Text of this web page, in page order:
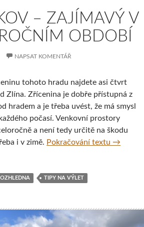
– ZAJÍMAVÝ V
OBDOBÍ
NAPSAT KOMENTÁŘ
tohoto hradu najdete asi čtvrt
Zlína. Zřícenina je dobře přístupná z
hradem a je třeba uvést, že má smysl
počasí. Venkovní prostory
a není tedy určitě na škodu
i v zimě. Pokračování textu Hrad
→
TIPY NA VÝLET